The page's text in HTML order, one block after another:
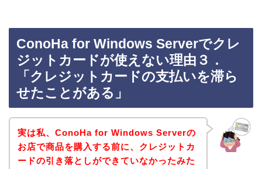
ConoHa for Windows Serverでクレ
ジットカードが使えない理由３．
「クレジットカードの支払いを滞ら
せたことがある」
実は私、ConoHa for Windows Serverの
お店で商品を購入する前に、クレジットカ
ードの引き落としができていなかったみた